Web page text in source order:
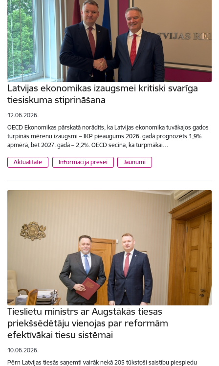
Latvijas ekonomikas izaugsmei kritiski svarīga
tiesiskuma stiprināšana
12.06.2026.
OECD Ekonomikas pārskatā norādīts, ka Latvijas ekonomika tuvākajos gados
turpinās mērenu izaugsmi – IKP pieaugums 2026. gadā prognozēts 1,9%
apmērā, bet 2027. gadā – 2,2%. OECD secina, ka turpmākai…
Aktualitāte Informācija presei Jaunumi
Tieslietu ministrs ar Augstākās tiesas
priekšsēdētāju vienojas par reformām
efektīvākai tiesu sistēmai
10.06.2026.
Pērn Latvijas tiesās saņemti vairāk nekā 205 tūkstoši saistību piespiedu